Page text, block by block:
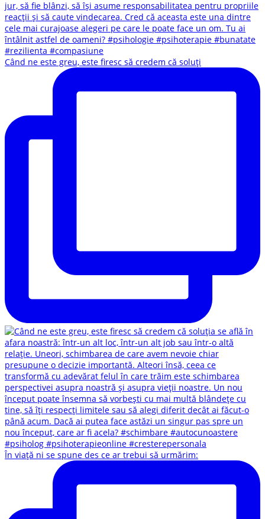
Când ne este greu, este firesc să credem că soluți
În viață ni se spune des ce ar trebui să urmărim: